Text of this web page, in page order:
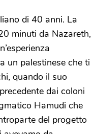
di 40 anni. La
minuti da Nazareth,
un palestinese che ti
quando il suo
dai coloni
Hamudi che
del progetto